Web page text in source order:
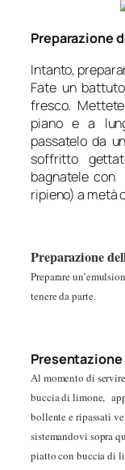
Preparazione
Intanto,
Fate un
fresco.
piano e a
passatelo da
soffritto
bagnatele con
ripieno) a metà
Preparazione
Preparare
tenere da parte.
Al momento di
buccia di limone,
bollente e ripassati
sistemandovi sopra
piatto con buccia di